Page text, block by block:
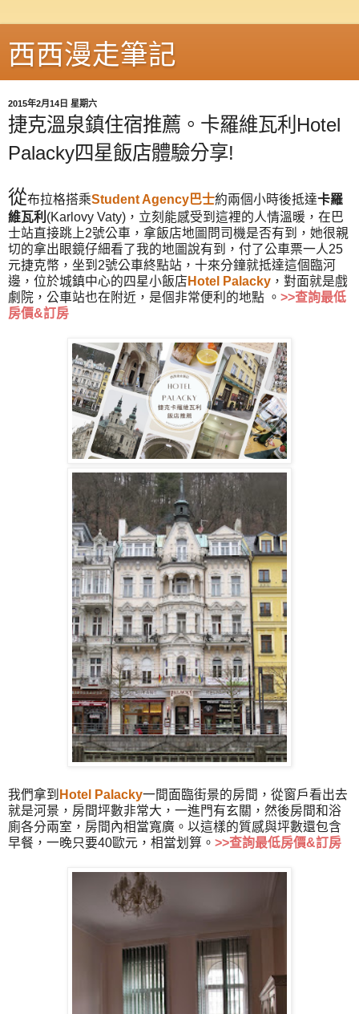
西西漫走筆記
2015年2月14日 星期六
捷克溫泉鎮住宿推薦。卡羅維瓦利Hotel
Palacky四星飯店體驗分享!
從布拉格搭乘Student Agency巴士約兩個小時後抵達卡羅
維瓦利 (Karlovy Vaty)，立刻能感受到這裡的人情溫暖，在巴
士站直接跳上2號公車，拿飯店地圖問司機是否有到，她很親
切的拿出眼鏡仔細看了我的地圖說有到，付了公車票一人25
元捷克幣，坐到2號公車終點站，十來分鐘就抵達這個臨河
邊，位於城鎮中心的四星小飯店 Hotel Palacky ，對面就是戲
劇院，公車站也在附近，是個非常便利的地點 。 >>查詢最低
房價&訂房
我們拿到 Hotel Palacky一間面臨街景的房間，從窗戶看出去
就是河景，房間坪數非常大，一進門有玄關，然後房間和浴
廁各分兩室，房間內相當寬廣。以這樣的質感與坪數還包含
早餐，一晚只要40歐元，相當划算。 >>查詢最低房價&訂房